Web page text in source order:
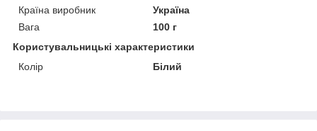
Країна виробник
Україна
Вага
100 г
Користувальницькі характеристики
Колір
Білий